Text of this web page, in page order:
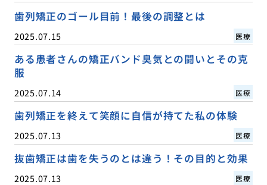
歯列矯正のゴール目前！最後の調整とは
2025.07.15 医療
ある患者さんの矯正バンド臭気との闘いとその克
服
2025.07.14 医療
歯列矯正を終えて笑顔に自信が持てた私の体験
2025.07.13 医療
抜歯矯正は歯を失うのとは違う！その目的と効果
2025.07.13 医療